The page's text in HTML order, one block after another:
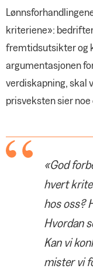
kriteriene»:
fremtidsutsikter og
argumentasjonen
verdiskapning, skal
prisveksten sier
«God
hvert
hos oss?
Hvordan
Kan vi
mister vi